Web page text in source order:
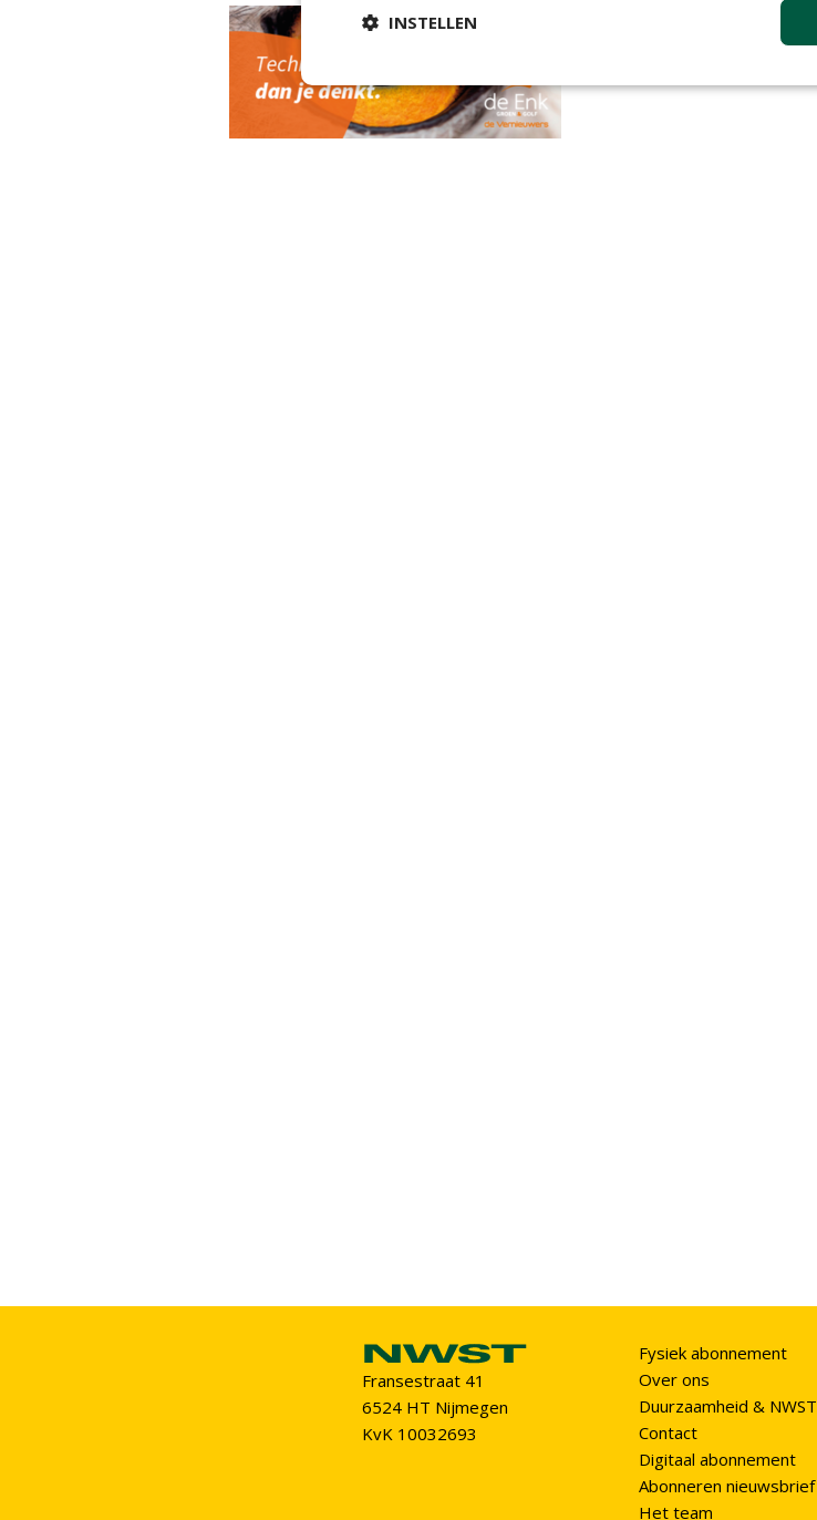
Fransestraat 41
6524 HT Nijmegen
KvK 10032693
Fysiek abonnement
Over ons
Duurzaamheid & NWST
Contact
Digitaal abonnement
Abonneren nieuwsbrief
Het team
INSTELLEN